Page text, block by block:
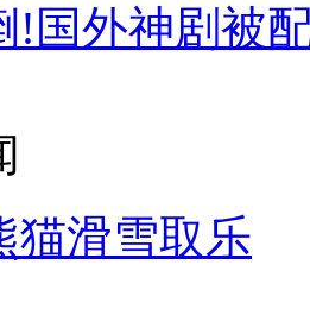
!国外神剧被
猫滑雪取乐